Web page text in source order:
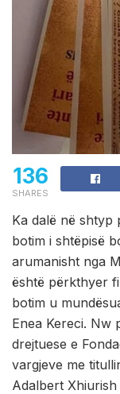
136
SHARES
Ka dalë në shtyp
botim i shtëpisë
arumanisht nga
është përkthyer
botim u
Enea Kereci. Nw
drejtuese e
vargjeve me
Adalbert